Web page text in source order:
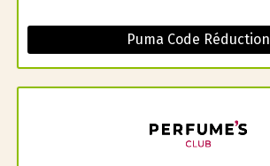
Puma Code Réduction